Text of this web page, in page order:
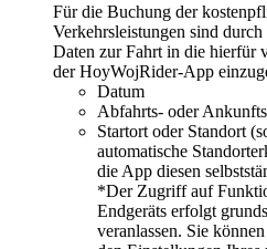
Für die Buchung der
Verkehrsleistungen sind
Daten zur Fahrt in die hierfür
der HoyWojRider-App
Datum
Abfahrts- oder
Startort oder Standort
automatische
die App diesen
*Der Zugriff auf
Endgeräts erfolgt
veranlassen. Sie